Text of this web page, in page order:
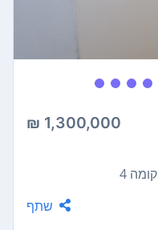
1,300,000 ₪
קומה 4
שתף